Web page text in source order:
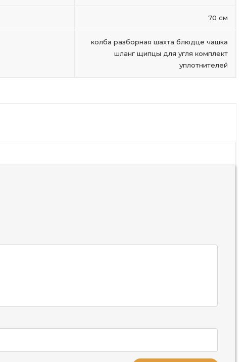
70 см
колба разборная шахта блюдце чашка
шланг щипцы для угля комплект
уплотнителей